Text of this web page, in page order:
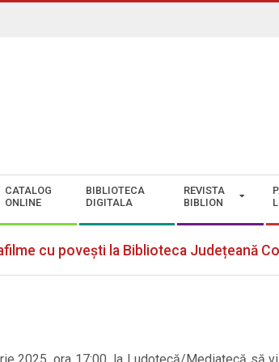
CATALOG
ONLINE
BIBLIOTECA
DIGITALA
REVISTA
BIBLION
cu povești la Biblioteca Județeană